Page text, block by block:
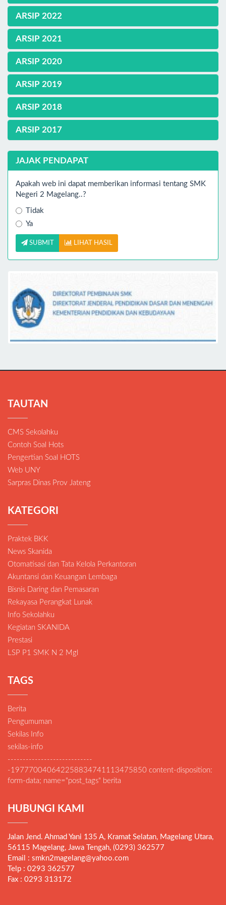
ARSIP 2022
ARSIP 2021
ARSIP 2020
ARSIP 2019
ARSIP 2018
ARSIP 2017
JAJAK PENDAPAT
Apakah web ini dapat memberikan informasi tentang SMK
Negeri 2 Magelang..?
Tidak
Ya
SUBMIT LIHAT HASIL
TAUTAN
CMS Sekolahku
Contoh Soal Hots
Pengertian Soal HOTS
Web UNY
Sarpras Dinas Prov Jateng
KATEGORI
Praktek BKK
News Skanida
Otomatisasi dan Tata Kelola Perkantoran
Akuntansi dan Keuangan Lembaga
Bisnis Daring dan Pemasaran
Rekayasa Perangkat Lunak
Info Sekolahku
Kegiatan SKANIDA
Prestasi
LSP P1 SMK N 2 Mgl
TAGS
Berita
Pengumuman
Sekilas Info
sekilas-info
----------------------------
-197770040642258834741113475850 content-disposition:
form-data; name="post_tags" berita
HUBUNGI KAMI
Jalan Jend. Ahmad Yani 135 A, Kramat Selatan, Magelang Utara,
56115 Magelang, Jawa Tengah, (0293) 362577
Email : smkn2magelang@yahoo.com
Telp : 0293 362577
Fax : 0293 313172